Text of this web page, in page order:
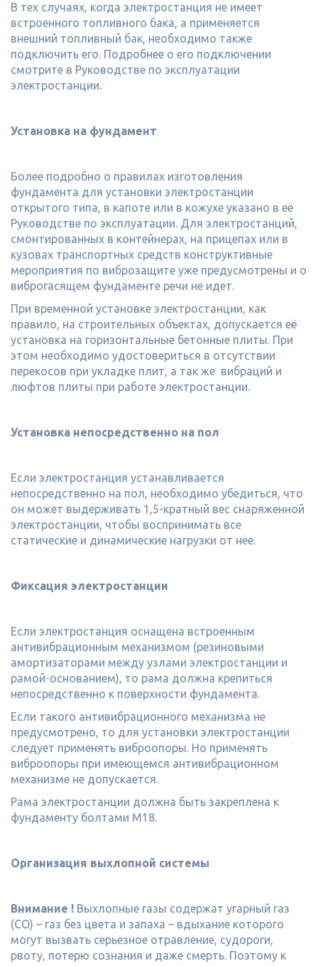
В тех случаях, когда электростанция не имеет
встроенного топливного бака, а применяется
внешний топливный бак, необходимо также
подключить его. Подробнее о его подключении
смотрите в Руководстве по эксплуатации
электростанции.
Установка на фундамент
Более подробно о правилах изготовления
фундамента для установки электростанции
открытого типа, в капоте или в кожухе указано в её
Руководстве по эксплуатации. Для электростанций,
смонтированных в контейнерах, на прицепах или в
кузовах транспортных средств конструктивные
мероприятия по виброзащите уже предусмотрены и о
виброгасящем фундаменте речи не идет.
При временной установке электростанции, как
правило, на строительных объектах, допускается её
установка на горизонтальные бетонные плиты. При
этом необходимо удостовериться в отсутствии
перекосов при укладке плит, а так же вибраций и
люфтов плиты при работе электростанции.
Установка непосредственно на пол
Если электростанция устанавливается
непосредственно на пол, необходимо убедиться, что
он может выдерживать 1,5-кратный вес снаряженной
электростанции, чтобы воспринимать все
статические и динамические нагрузки от нее.
Фиксация электростанции
Если электростанция оснащена встроенным
антивибрационным механизмом (резиновыми
амортизаторами между узлами электростанции и
рамой-основанием), то рама должна крепиться
непосредственно к поверхности фундамента.
Если такого антивибрационного механизма не
предусмотрено, то для установки электростанции
следует применять виброопоры. Но применять
виброопоры при имеющемся антивибрационном
механизме не допускается.
Рама электростанции должна быть закреплена к
фундаменту болтами М18.
Организация выхлопной системы
Внимание ! Выхлопные газы содержат угарный газ
(СО) – газ без цвета и запаха – вдыхание которого
могут вызвать серьезное отравление, судороги,
рвоту, потерю сознания и даже смерть. Поэтому к